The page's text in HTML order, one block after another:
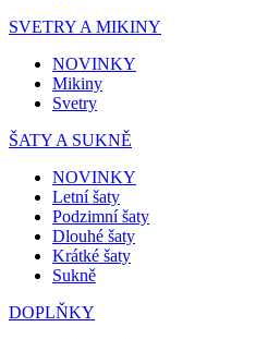
SVETRY A MIKINY
NOVINKY
Mikiny
Svetry
ŠATY A SUKNĚ
NOVINKY
Letní šaty
Podzimní šaty
Dlouhé šaty
Krátké šaty
Sukně
DOPLŇKY